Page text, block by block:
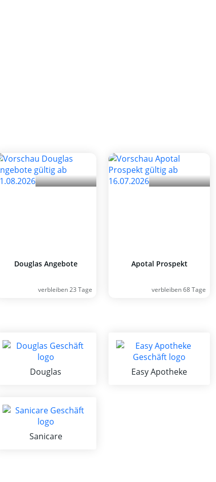
Douglas Angebote
verbleiben 23 Tage
Apotal Prospekt
verbleiben 68 Tage
Douglas Easy Apotheke
Sanicare